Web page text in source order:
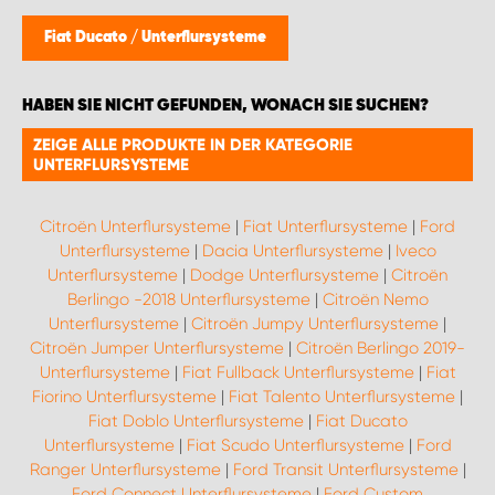
Fiat Ducato / Unterflursysteme
HABEN SIE NICHT GEFUNDEN, WONACH SIE SUCHEN?
ZEIGE ALLE PRODUKTE IN DER KATEGORIE
UNTERFLURSYSTEME
Citroën Unterflursysteme | Fiat Unterflursysteme | Ford
Unterflursysteme| Dacia Unterflursysteme| Iveco
Unterflursysteme | Dodge Unterflursysteme | Citroën
Berlingo -2018 Unterflursysteme| Citroën Nemo
Unterflursysteme | Citroën Jumpy Unterflursysteme |
Citroën Jumper Unterflursysteme | Citroën Berlingo 2019-
Unterflursysteme| Fiat Fullback Unterflursysteme| Fiat
Fiorino Unterflursysteme | Fiat Talento Unterflursysteme |
Fiat Doblo Unterflursysteme| Fiat Ducato
Unterflursysteme| Fiat Scudo Unterflursysteme| Ford
Ranger Unterflursysteme| Ford Transit Unterflursysteme|
WORK SYSTEM NAMEN